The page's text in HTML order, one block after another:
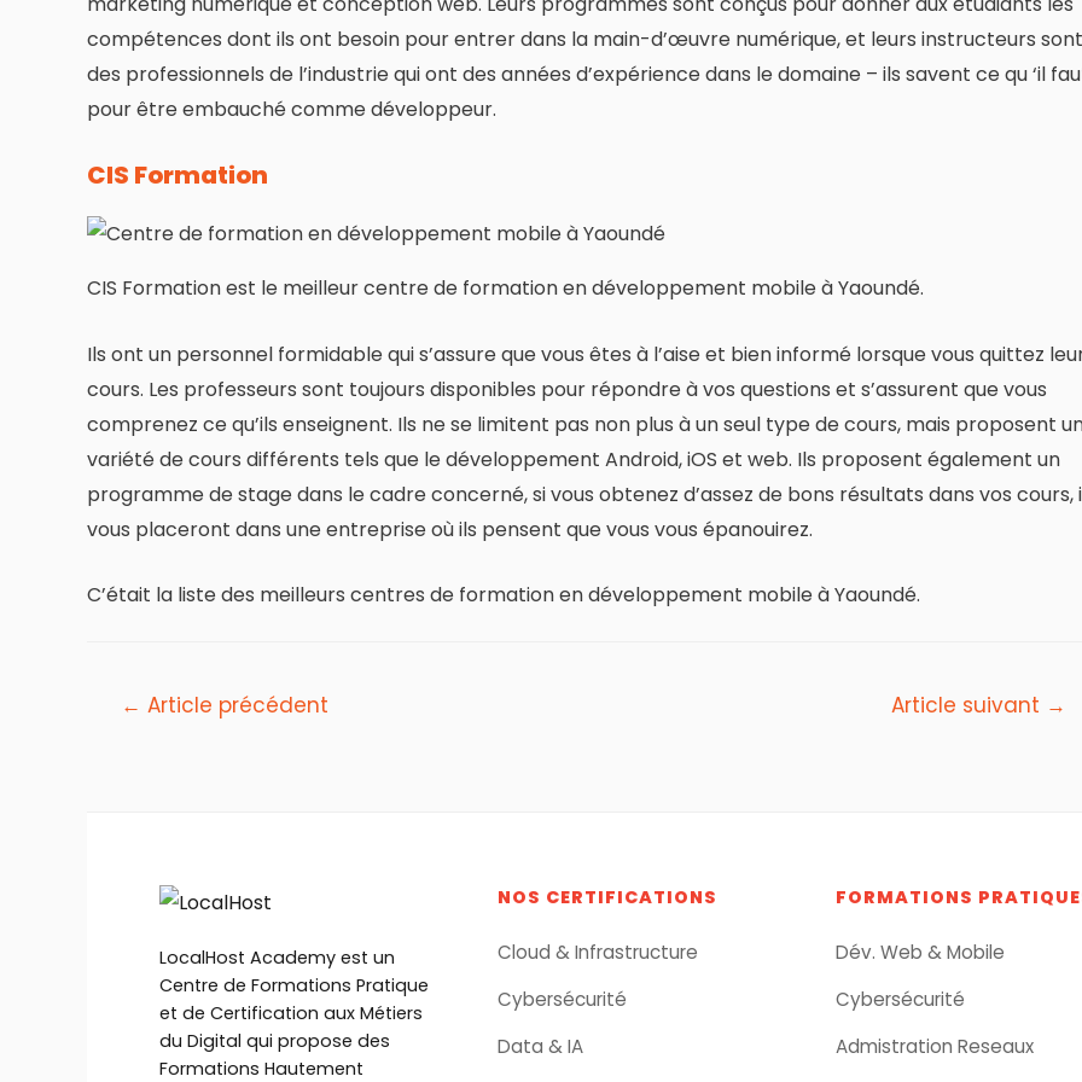
compétences dont ils ont besoin pour entrer dans la main-d’œuvre numérique, et leurs instructeurs sont
des professionnels de l’industrie qui ont des années d’expérience dans le domaine – ils savent ce qu ‘il
pour être embauché comme développeur.
CIS Formation
CIS Formation est le meilleur centre de formation en développement mobile à Yaoundé.
Ils ont un personnel formidable qui s’assure que vous êtes à l’aise et bien informé lorsque vous quittez
cours. Les professeurs sont toujours disponibles pour répondre à vos questions et s’assurent que vous
comprenez ce qu’ils enseignent. Ils ne se limitent pas non plus à un seul type de cours, mais proposent
variété de cours différents tels que le développement Android, iOS et web. Ils proposent également un
programme de stage dans le cadre concerné, si vous obtenez d’assez de bons résultats dans vos cours,
vous placeront dans une entreprise où ils pensent que vous vous épanouirez.
C’était la liste des meilleurs centres de formation en développement mobile à Yaoundé.
Navigation
← Article précédent Article suivant →
LocalHost Academy est un
Centre de Formations Pratique
et de Certification aux Métiers
du Digital qui propose des
Formations Hautement
NOS CERTIFICATIONS
Cloud & Infrastructure
Cybersécurité
Data & IA
FORMATIONS
Dév. Web & Mobile
Cybersécurité
Admistration Reseaux